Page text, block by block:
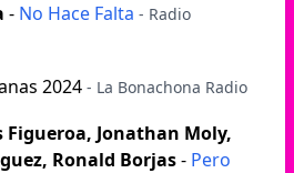
- No Hace Falta - Radio
2024 - La Bonachona Radio
Jonathan Moly,
Ronald Borjas- Pero